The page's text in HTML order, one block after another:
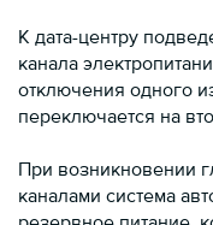
К дата-центру
канала
отключения одного
переключается на
При возникновении
каналами система